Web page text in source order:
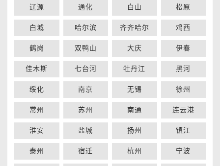
辽源 通化 白山 松原
白城 哈尔滨 齐齐哈尔 鸡西
鹤岗 双鸭山 大庆 伊春
佳木斯 七台河 牡丹江 黑河
绥化 南京 无锡 徐州
常州 苏州 南通 连云港
淮安 盐城 扬州 镇江
泰州 宿迁 杭州 宁波